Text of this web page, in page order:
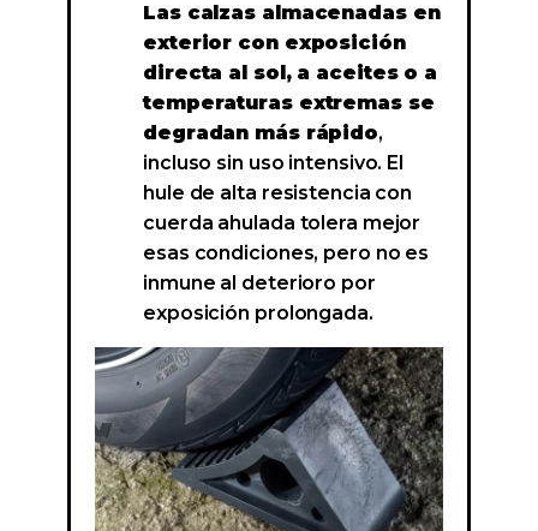
Las calzas almacenadas en
exterior con exposición
directa al sol, a aceites o a
temperaturas extremas se
degradan más rápido,
incluso sin uso intensivo. El
hule de alta resistencia con
cuerda ahulada tolera mejor
esas condiciones, pero no es
inmune al deterioro por
exposición prolongada.